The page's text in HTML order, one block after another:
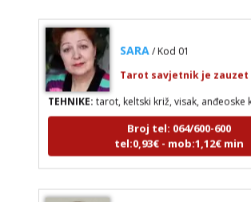
TEHNIKE: tarot, keltski križ, visak, anđeoske
Broj tel: 064/600-600
tel:0,93€ - mob:1,12€ min